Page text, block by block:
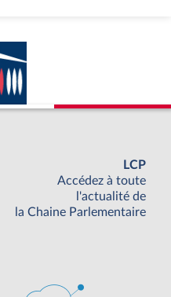
LCP
Accédez à toute
l'actualité de
la Chaine Parlementaire